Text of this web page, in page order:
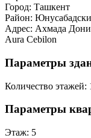
Город: Ташкент
Район:
Адрес: Ахмада
Aura Cebilon
Параметры
Количество этажей:
Параметры
Этаж: 5